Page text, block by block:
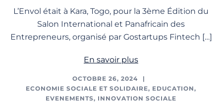
L’Envol était à Kara, Togo, pour la 3ème Édition du
Salon International et Panafricain des
Entrepreneurs, organisé par Gostartups Fintech […]
En savoir plus
OCTOBRE 26, 2024
ECONOMIE SOCIALE ET SOLIDAIRE, EDUCATION,
EVENEMENTS, INNOVATION SOCIALE